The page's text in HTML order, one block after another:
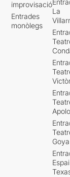
improvisació
Entrades
monòlegs
La
Apolo
Goya
Espai